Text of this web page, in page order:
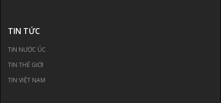
TIN TỨC
TIN NƯỚC ÚC
TIN THẾ GIỚI
TIN VIỆT NAM